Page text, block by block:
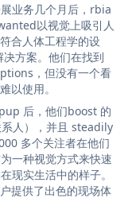
业务几个月后，rbia
以视觉上吸引人
合人体工程学的设
方案。他们在找到
，但没有一个看
以使用。
后，他们boost 的
人），并且 steadily
多个关注者在他们
一种视觉方式来快速
现实生活中的样子。
提供了出色的现场体